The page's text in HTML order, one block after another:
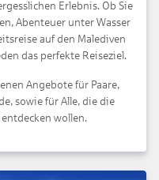
Erlebnis. Ob Sie
Abenteuer unter Wasser
auf den Malediven
das perfekte Reiseziel.
Angebote für Paare,
sowie für Alle, die die
wollen.